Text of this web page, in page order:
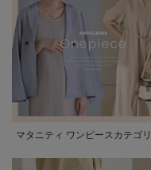
マタニティ ワンピースカテゴリ